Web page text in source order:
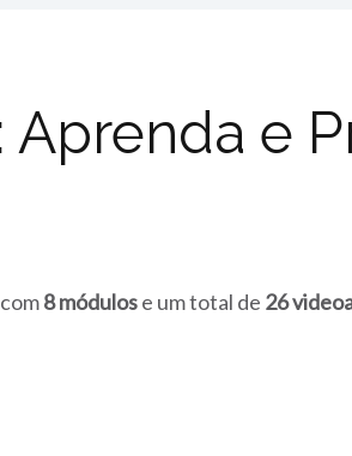
e
8 módulose um total de 26